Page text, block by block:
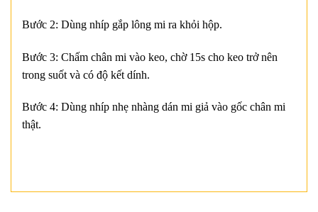
Bước 2: Dùng nhíp gắp lông mi ra khỏi hộp.
Bước 3: Chấm chân mi vào keo, chờ 15s cho keo trở nên
trong suốt và có độ kết dính.
Bước 4: Dùng nhíp nhẹ nhàng dán mi giả vào gốc chân mi
thật.